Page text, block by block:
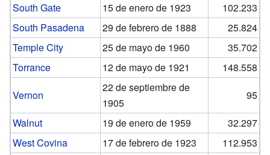
South Gate
15 de enero de 1923
102.233
South Pasadena
29 de febrero de 1888
25.824
Temple City
25 de mayo de 1960
35.702
Torrance
12 de mayo de 1921
148.558
Vernon
22 de septiembre de
1905
95
Walnut
19 de enero de 1959
32.297
West Covina
17 de febrero de 1923
112.953